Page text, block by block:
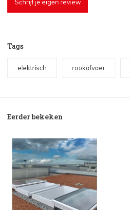
Schrijf je eigen review
Tags
elektrisch rookafvoer
Eerder bekeken